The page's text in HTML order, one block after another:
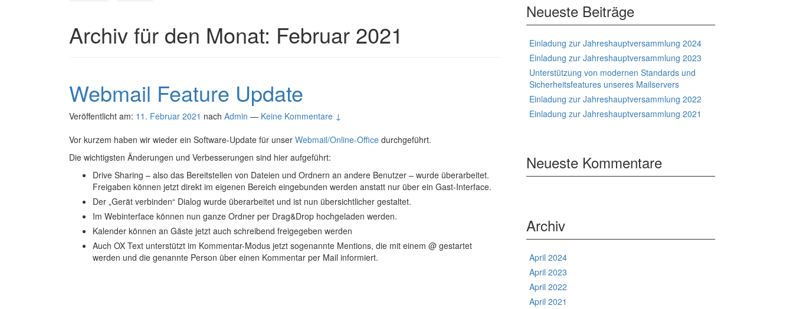
Archiv für den Monat: Februar 2021
Webmail Feature Update
Veröffentlicht am: 11. Februar 2021 nach Admin — Keine Kommentare ↓
Vor kurzem haben wir wieder ein Software-Update für unser Webmail/Online-Office durchgeführt.
Die wichtigsten Änderungen und Verbesserungen sind hier aufgeführt:
Drive Sharing – also das Bereitstellen von Dateien und Ordnern an andere Benutzer – wurde überarbeitet.
Freigaben können jetzt direkt im eigenen Bereich eingebunden werden anstatt nur über ein Gast-Interface.
Der „Gerät verbinden“ Dialog wurde überarbeitet und ist nun übersichtlicher gestaltet.
Im Webinterface können nun ganze Ordner per Drag&Drop hochgeladen werden.
Kalender können an Gäste jetzt auch schreibend freigegeben werden
Auch OX Text unterstützt im Kommentar-Modus jetzt sogenannte Mentions, die mit einem @ gestartet
werden und die genannte Person über einen Kommentar per Mail informiert.
Neueste Beiträge
Einladung zur Jahreshauptversammlung 2024
Einladung zur Jahreshauptversammlung 2023
Unterstützung von modernen Standards und
Sicherheitsfeatures unseres Mailservers
Einladung zur Jahreshauptversammlung 2022
Einladung zur Jahreshauptversammlung 2021
Neueste Kommentare
Archiv
April 2024
April 2023
April 2022
April 2021